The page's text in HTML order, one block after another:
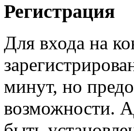
Регистрация
Для входа на
минут, но
возможности.